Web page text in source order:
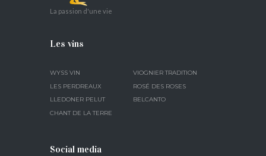
La passion d'une vie
Les vins
WYSS VIN
VIOGNIER TRADITION
LES PERDREAUX
ROSÉ DES ROSES
LLEDONER PELUT
BELCANTO
CHANT DE LA TERRE
Social media